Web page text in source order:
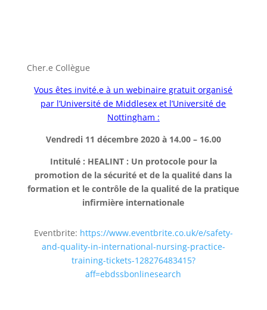
Cher.e Collègue
Vous êtes invité.e à un webinaire gratuit organisé
par l’Université de Middlesex et l’Université de
Nottingham :
Vendredi 11 décembre 2020 à 14.00 – 16.00
Intitulé : HEALINT : Un protocole pour la
promotion de la sécurité et de la qualité dans la
formation et le contrôle de la qualité de la pratique
infirmière internationale
Eventbrite: https://www.eventbrite.co.uk/e/safety-
and-quality-in-international-nursing-practice-
training-tickets-128276483415?
aff=ebdssbonlinesearch